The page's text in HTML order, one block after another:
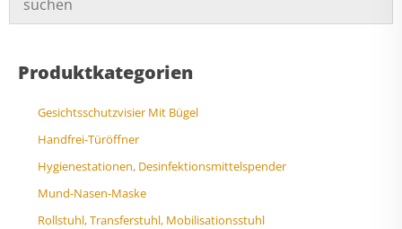
Produktkategorien
Gesichtsschutzvisier Mit Bügel
Handfrei-Türöffner
Hygienestationen, Desinfektionsmittelspender
Mund-Nasen-Maske
Rollstuhl, Transferstuhl, Mobilisationsstuhl